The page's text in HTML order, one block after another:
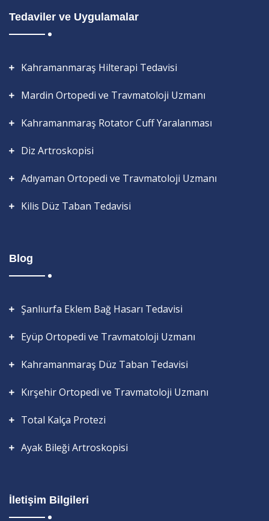
Tedaviler ve Uygulamalar
Kahramanmaraş Hilterapi Tedavisi
Mardin Ortopedi ve Travmatoloji Uzmanı
Kahramanmaraş Rotator Cuff Yaralanması
Diz Artroskopisi
Adıyaman Ortopedi ve Travmatoloji Uzmanı
Kilis Düz Taban Tedavisi
Blog
Şanlıurfa Eklem Bağ Hasarı Tedavisi
Eyüp Ortopedi ve Travmatoloji Uzmanı
Kahramanmaraş Düz Taban Tedavisi
Kırşehir Ortopedi ve Travmatoloji Uzmanı
Total Kalça Protezi
Ayak Bileği Artroskopisi
İletişim Bilgileri